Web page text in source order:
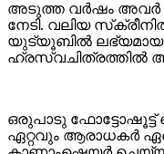
അടുത്ത വർഷം അവർ
നേടി. വലിയ
യുട്യൂബിൽ ലഭ്യമായ
ഹ്രസ്വചിത്രത്തിൽ
ഒരുപാടു
ഏറ്റവും ആരാധകര്‍